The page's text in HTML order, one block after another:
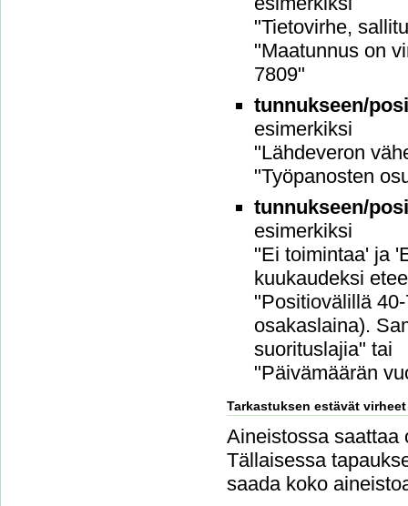
"Tietovirhe,
"Maatunnus on
7809"
tunnukseen/
esimerkiksi
"Lähdeveron
"Työpanosten
tunnukseen/
esimerkiksi
"Ei toimintaa' ja
kuukaudeksi
"Positiovälillä
osakaslaina).
suorituslajia" tai
"Päivämäärän
Tarkastuksen estävät virheet
Aineistossa saattaa
Tällaisessa
saada koko